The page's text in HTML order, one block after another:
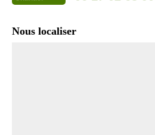
Nous localiser